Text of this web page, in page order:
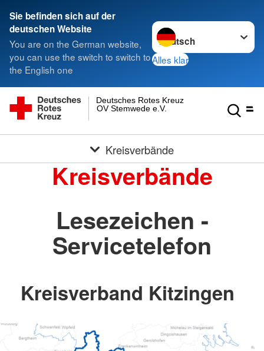
Sie befinden sich auf der
deutschen Website
You are on the German website,
you can use the switch to switch to
the English one
Sprache wechseln zu
Alles klar
OV Stemwede e.V.
Deutsches Rotes Kreuz
Kreisverbände
Kreisverbände
Lesezeichen -
Servicetelefon
Kreisverband Kitzingen